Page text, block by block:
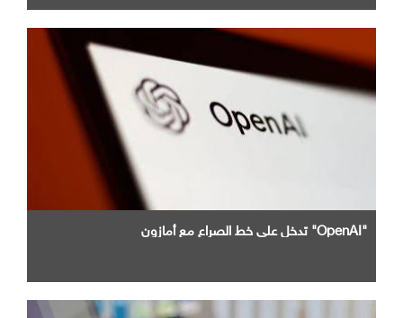
"OpenAI" تدخل علي خط الصراع مع أمازون